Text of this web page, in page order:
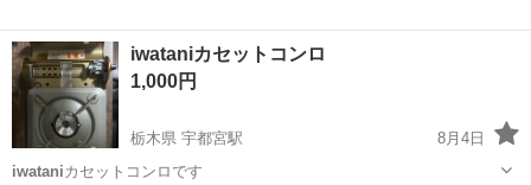
iwataniカセットコンロ
1,000円
栃木県 宇都宮駅
8月4日
iwatani カセットコンロです